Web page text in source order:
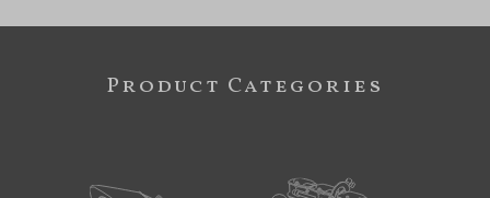
Product Categories